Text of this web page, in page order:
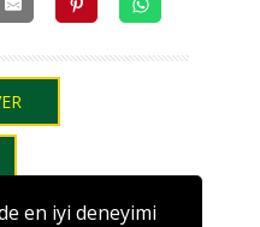
en iyi deneyimi